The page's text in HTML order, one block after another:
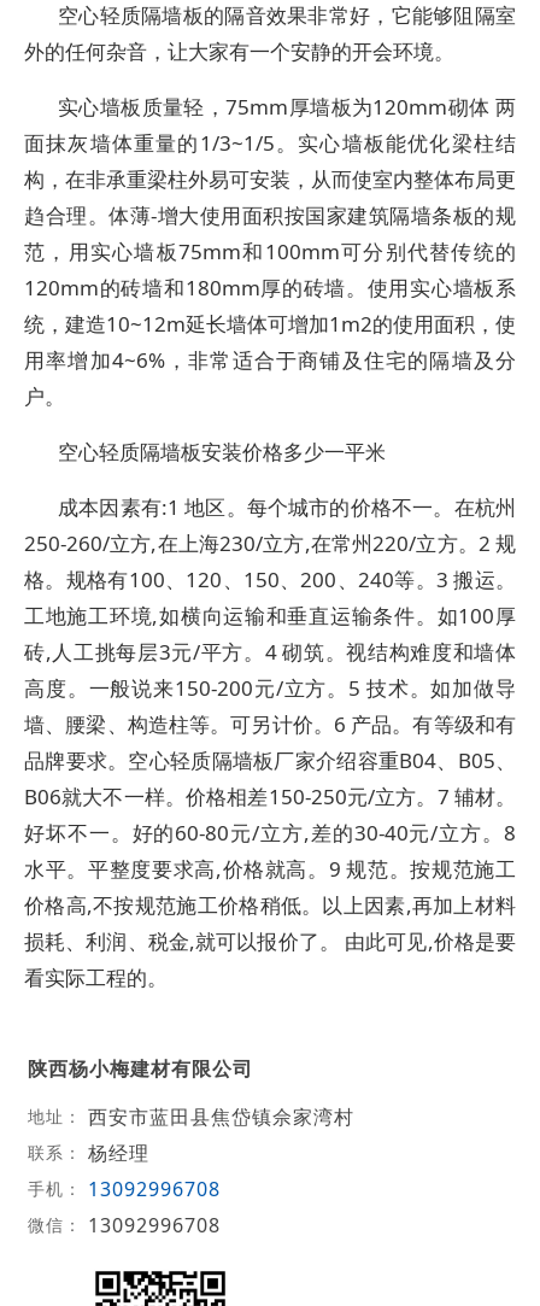
空心轻质隔墙板的隔音效果非常好，它能够阻隔室
外的任何杂音，让大家有一个安静的开会环境。
实心墙板质量轻，75mm厚墙板为120mm砌体 两
面抹灰墙体重量的1/3~1/5。实心墙板能优化梁柱结
构，在非承重梁柱外易可安装，从而使室内整体布局更
趋合理。体薄-增大使用面积按国家建筑隔墙条板的规
范，用实心墙板75mm和100mm可分别代替传统的
120mm的砖墙和180mm厚的砖墙。使用实心墙板系
统，建造10~12m延长墙体可增加1m2的使用面积，使
用率增加4~6%，非常适合于商铺及住宅的隔墙及分
户。
空心轻质隔墙板安装价格多少一平米
成本因素有:1 地区。每个城市的价格不一。在杭州
250-260/立方,在上海230/立方,在常州220/立方。2 规
格。规格有100、120、150、200、240等。3 搬运。
工地施工环境,如横向运输和垂直运输条件。如100厚
砖,人工挑每层3元/平方。4 砌筑。视结构难度和墙体
高度。一般说来150-200元/立方。5 技术。如加做导
墙、腰梁、构造柱等。可另计价。6 产品。有等级和有
品牌要求。空心轻质隔墙板厂家介绍容重B04、B05、
B06就大不一样。价格相差150-250元/立方。7 辅材。
好坏不一。好的60-80元/立方,差的30-40元/立方。8
水平。平整度要求高,价格就高。9 规范。按规范施工
价格高,不按规范施工价格稍低。以上因素,再加上材料
损耗、利润、税金,就可以报价了。 由此可见,价格是要
看实际工程的。
陕西杨小梅建材有限公司
地址： 西安市蓝田县焦岱镇佘家湾村
联系： 杨经理
手机： 13092996708
微信： 13092996708